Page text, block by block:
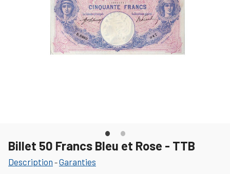
Billet 50 Francs Bleu et Rose - TTB
Description -Garanties